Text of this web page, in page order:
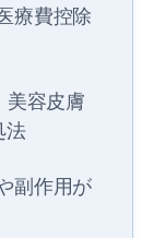
療費控除
美容皮膚
法
副作用が